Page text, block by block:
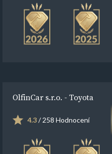
OlfinCar s.r.o. - Toyota
4.3/ 258 Hodnocení